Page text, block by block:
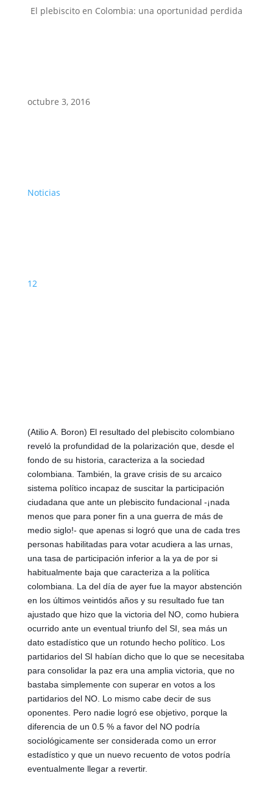
El plebiscito en Colombia: una oportunidad perdida
octubre 3, 2016
Noticias
12
(Atilio A. Boron) El resultado del plebiscito colombiano
reveló la profundidad de la polarización que, desde el
fondo de su historia, caracteriza a la sociedad
colombiana. También, la grave crisis de su arcaico
sistema político incapaz de suscitar la participación
ciudadana que ante un plebiscito fundacional -¡nada
menos que para poner fin a una guerra de más de
medio siglo!- que apenas si logró que una de cada tres
personas habilitadas para votar acudiera a las urnas,
una tasa de participación inferior a la ya de por si
habitualmente baja que caracteriza a la política
colombiana. La del día de ayer fue la mayor abstención
en los últimos veintidós años y su resultado fue tan
ajustado que hizo que la victoria del NO, como hubiera
ocurrido ante un eventual triunfo del SI, sea más un
dato estadístico que un rotundo hecho político. Los
partidarios del SI habían dicho que lo que se necesitaba
para consolidar la paz era una amplia victoria, que no
bastaba simplemente con superar en votos a los
partidarios del NO. Lo mismo cabe decir de sus
oponentes. Pero nadie logró ese objetivo, porque la
diferencia de un 0.5 % a favor del NO podría
sociológicamente ser considerada como un error
estadístico y que un nuevo recuento de votos podría
eventualmente llegar a revertir.